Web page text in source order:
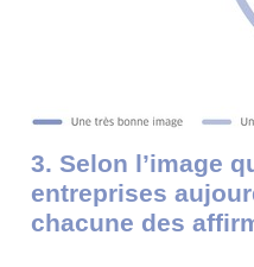
3. Selon l’image
entreprises
chacune des